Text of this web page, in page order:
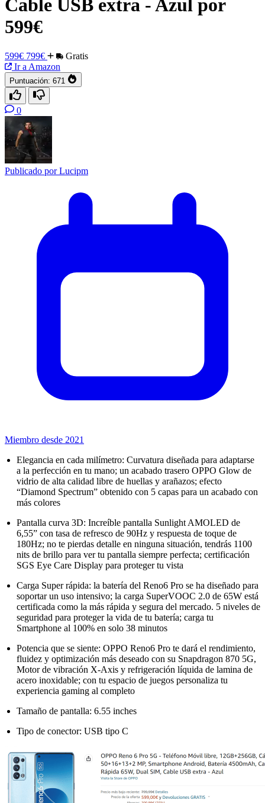
Cable USB extra - Azul por
599€
599€ 799€
Gratis
Ir a Amazon
Puntuación: 671
0
Publicado porLucipm
Miembro desde 2021
Elegancia en cada milímetro: Curvatura diseñada para adaptarse
a la perfección en tu mano; un acabado trasero OPPO Glow de
vidrio de alta calidad libre de huellas y arañazos; efecto
“Diamond Spectrum” obtenido con 5 capas para un acabado con
más colores
Pantalla curva 3D: Increíble pantalla Sunlight AMOLED de
6,55” con tasa de refresco de 90Hz y respuesta de toque de
180Hz; no te pierdas detalle en ninguna situación, tendrás 1100
nits de brillo para ver tu pantalla siempre perfecta; certificación
SGS Eye Care Display para proteger tu vista
Carga Super rápida: la batería del Reno6 Pro se ha diseñado para
soportar un uso intensivo; la carga SuperVOOC 2.0 de 65W está
certificada como la más rápida y segura del mercado. 5 niveles de
seguridad para proteger la vida de tu batería; carga tu
Smartphone al 100% en solo 38 minutos
Potencia que se siente: OPPO Reno6 Pro te dará el rendimiento,
fluidez y optimización más deseado con su Snapdragon 870 5G,
Motor de vibración X-Axis y refrigeración líquida de lamina de
acero inoxidable; con tu espacio de juegos personaliza tu
experiencia gaming al completo
Tamaño de pantalla: 6.55 inches
Tipo de conector: USB tipo C